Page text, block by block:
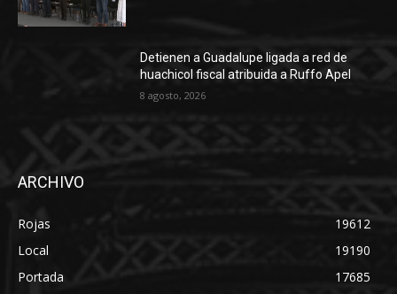
Detienen a Guadalupe ligada a red de
huachicol fiscal atribuida a Ruffo Apel
8 agosto, 2026
ARCHIVO
Rojas
19612
Local
19190
Portada
17685